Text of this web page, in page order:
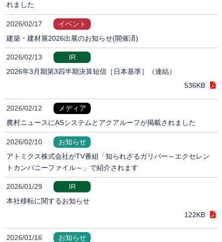
れました
2026/02/17
イベント
建築・建材展2026出展のお知らせ(開催済)
2026/02/13
IR
2026年3月期第3四半期決算短信［日本基準］（連結）
536KB
2026/02/12
メディア
農村ニュースにASシステムとアクアルーフが掲載されました
2026/02/10
お知らせ
アトミクス株式会社がTV番組「知られざるガリバー～エクセレン
トカンパニーファイル～」で紹介されます
2026/01/29
IR
本社移転に関するお知らせ
122KB
2026/01/16
お知らせ